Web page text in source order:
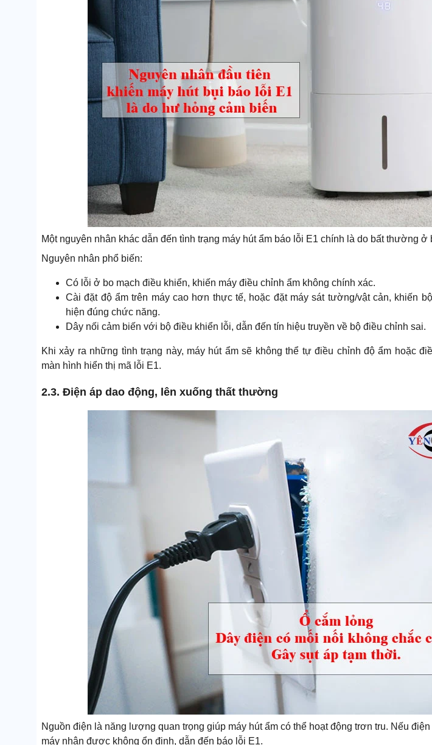
Một nguyên nhân khác dẫn đến tình trạng máy hút ẩm báo lỗi E1 chính là do bất thường ở
Nguyên nhân phổ biến:
Có lỗi ở bo mạch điều khiển, khiến máy điều chỉnh ẩm không chính xác.
Cài đặt độ ẩm trên máy cao hơn thực tế, hoặc đặt máy sát tường/vật cản, khiến
hiện đúng chức năng.
Dây nối cảm biến với bộ điều khiển lỗi, dẫn đến tín hiệu truyền về bộ điều chỉnh sai.
Khi xảy ra những tình trạng này, máy hút ẩm sẽ không thể tự điều chỉnh độ ẩm hoặc
màn hình hiển thị mã lỗi E1.
2.3. Điện áp dao động, lên xuống thất thường
Nguồn điện là năng lượng quan trọng giúp máy hút ẩm có thể hoạt động trơn tru. Nếu
máy nhận được không ổn định, dẫn đến báo lỗi E1.